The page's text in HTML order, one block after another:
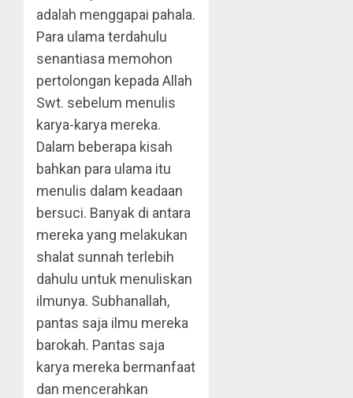
adalah menggapai pahala.
Para ulama terdahulu
senantiasa memohon
pertolongan kepada Allah
Swt. sebelum menulis
karya-karya mereka.
Dalam beberapa kisah
bahkan para ulama itu
menulis dalam keadaan
bersuci. Banyak di antara
mereka yang melakukan
shalat sunnah terlebih
dahulu untuk menuliskan
ilmunya. Subhanallah,
pantas saja ilmu mereka
barokah. Pantas saja
karya mereka bermanfaat
dan mencerahkan